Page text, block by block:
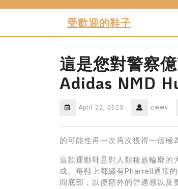
受歡迎的鞋子
這是您對警察
Adidas NMD
April 22, 2023 cwwv
的可能性再一次再次獲得一個極
這款運動鞋是對人類種族輪廓的
成。每鞋上都繡有Pharrell通常
間底部，以便額外的舒適感以及